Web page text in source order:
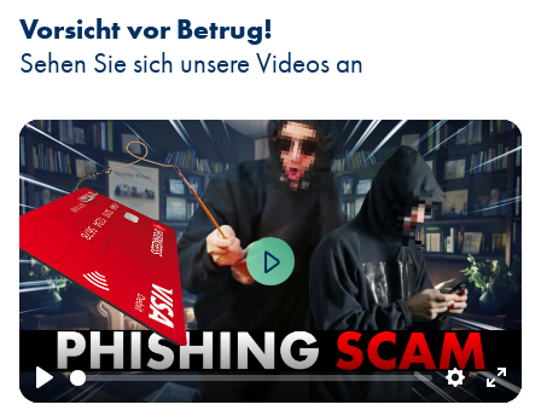
Vorsicht vor Betrug!
Sehen Sie sich unsere Videos an
Play Settings
Play